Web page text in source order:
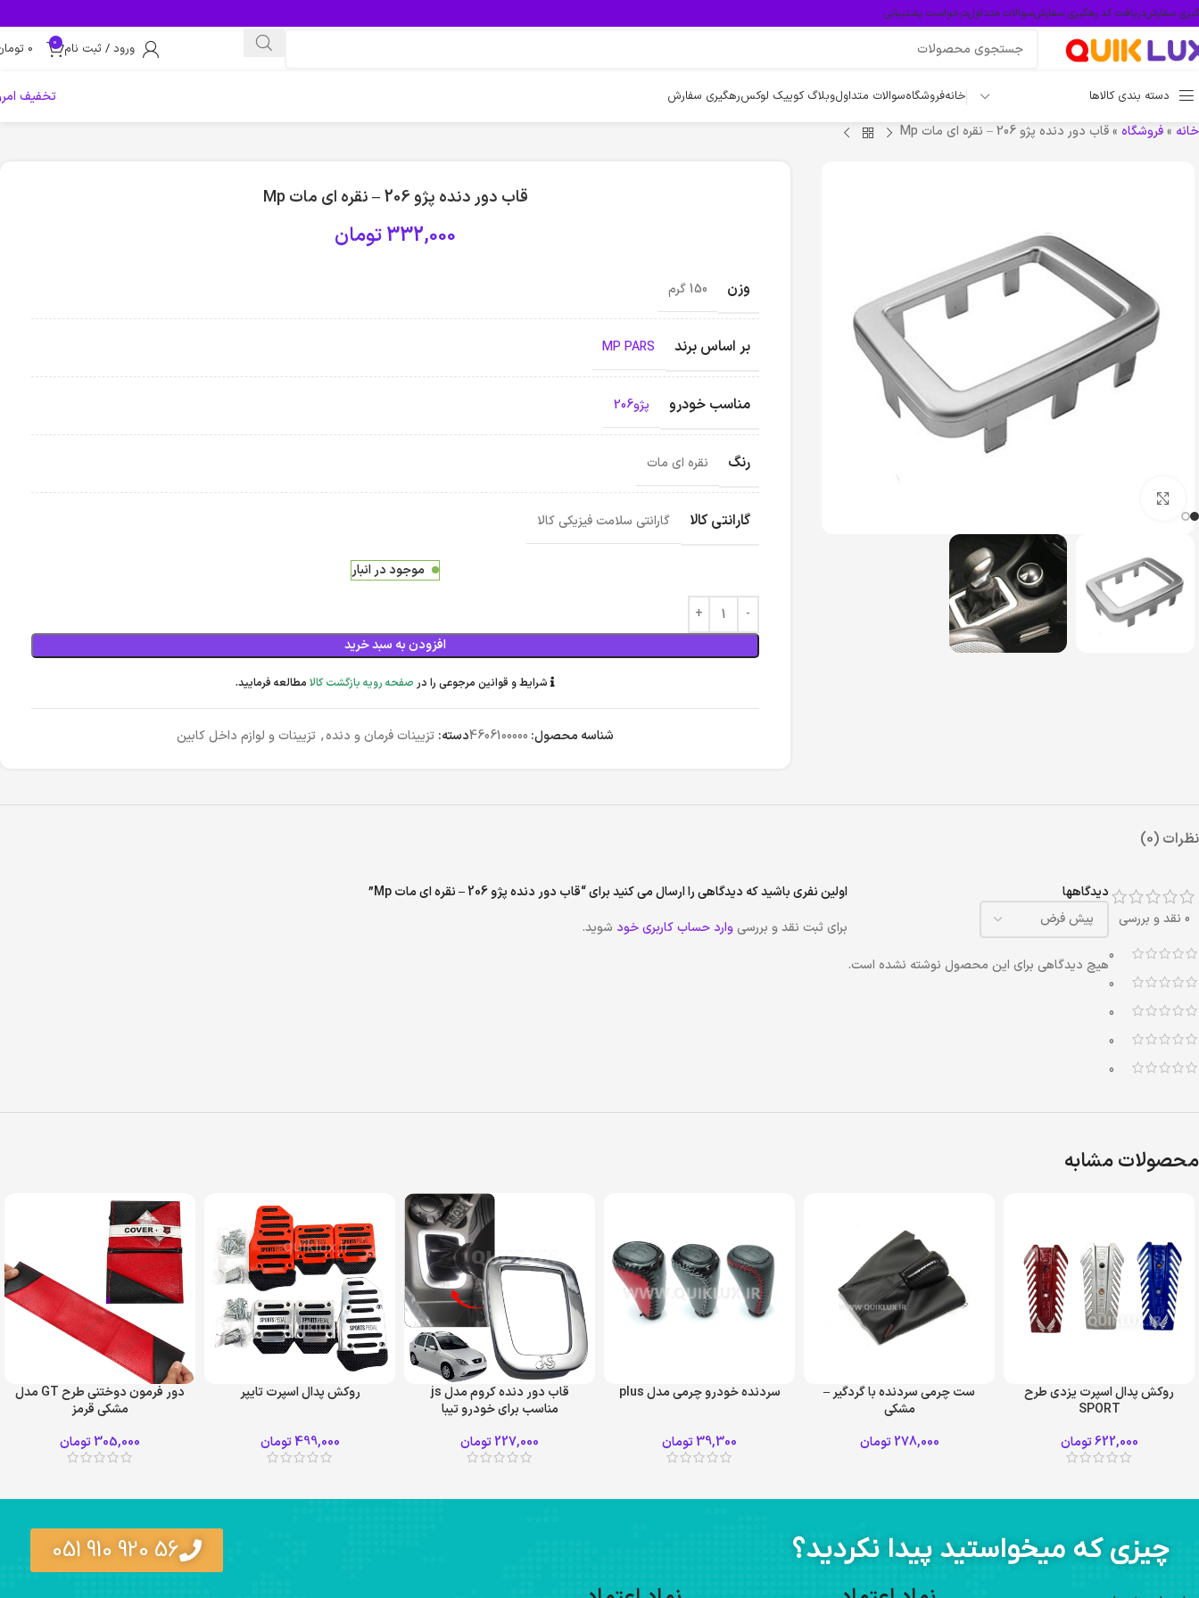
سفارشدریافت کد رهگیری سفارشسوالات متداولدرخواست پشتیبانی
ورود / ثبت نام 0
0
دسته بندی کالاها خانهفروشگاهسوالات متداولوبلاگ کوییک لوکسرهگیری سفارش
تخفیف
خانه »فروشگاه »قاب دور دنده پژو 206 – نقره ای مات Mp
قاب دور دنده پژو 206 – نقره ای مات Mp
332,000تومان
وزن 150 گرم
بر اساس برند MP PARS
مناسب خودرو پژو206
رنگ نقره ای مات
گارانتی کالا گارانتی سلامت فیزیکی کالا
موجود در انبار
افزودن به سبد خرید
شرایط و قوانین مرجوعی را در صفحه رویه بازگشت کالا مطالعه فرمایید.
شناسه محصول: 4606100000دسته: تزیینات فرمان و دنده, تزیینات و لوازم داخل کابین
نظرات (0)
0 نقد و بررسی
0
0
0
0
0
دیدگاهها
هیچ دیدگاهی برای این محصول نوشته نشده است.
اولین نفری باشید که دیدگاهی را ارسال می کنید برای “قاب دور دنده پژو 206 – نقره ای مات Mp”
برای ثبت نقد و بررسی وارد حساب کاربری خود شوید.
محصولات مشابه
روکش پدال اسپرت يزدی طرح
SPORT
622,000تومان
ست چرمی سردنده با گردگیر –
مشکی
278,000 تومان
سردنده خودرو چرمی مدل plus
39,300تومان
نقره ای براق
قاب دور دنده کروم مدل js
مناسب برای خودرو تیبا
227,000تومان
روکش پدال اسپرت تایپر
499,000 تومان
دور فرمون دوختنی طرح GT مدل
مشکی قرمز
305,000تومان
چیزی که میخواستید پیدا نکردید؟ 56 920 910 051